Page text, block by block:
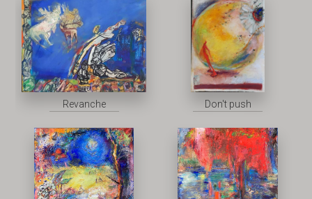
Revanche Don't push